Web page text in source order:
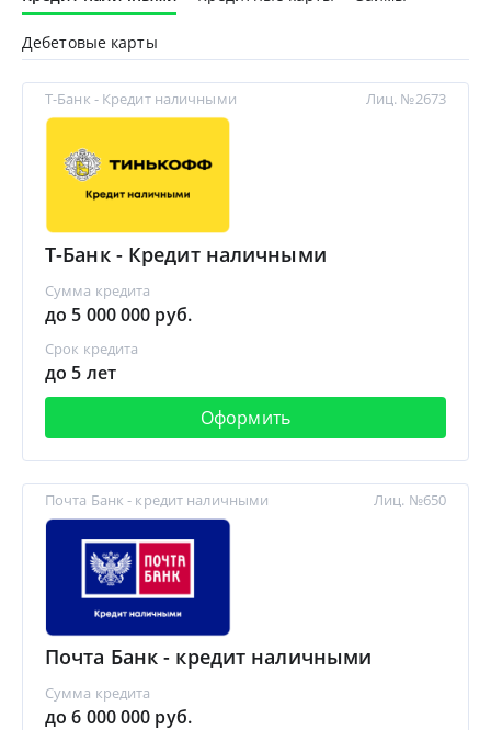
Дебетовые карты
Т-Банк - Кредит наличными
Т-Банк - Кредит наличными
Сумма кредита
до 5 000 000 руб.
Срок кредита
до 5 лет
Оформить
Лиц. №2673
Почта Банк - кредит наличными
Почта Банк - кредит наличными
Сумма кредита
до 6 000 000 руб.
Лиц. №650